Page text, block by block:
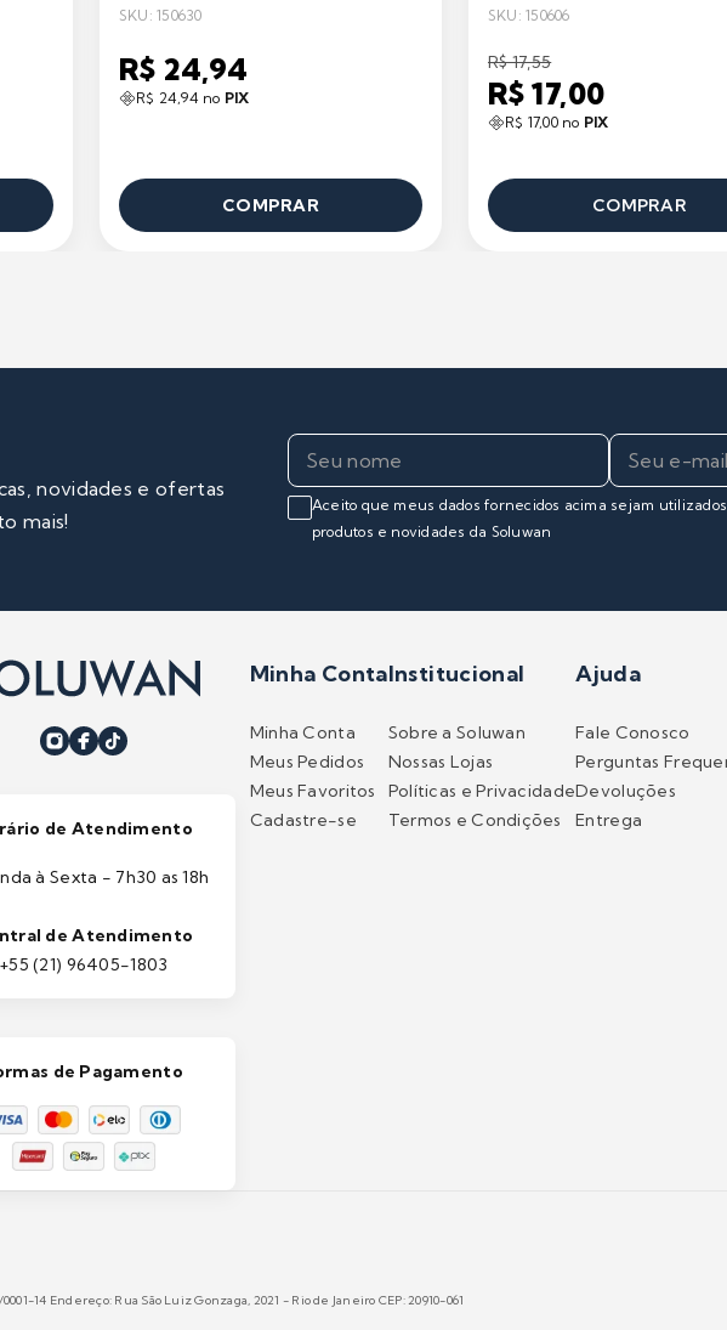
SKU: 150630
R$ 24,94
R$ 24,94 no PIX
COMPRAR
SKU: 150606
R$ 17,55
R$ 17,00
R$ 17,00 no PIX
COMPRAR
novidades e ofertas
mais!
Aceito que meus dados fornecidos acima sejam
produtos e novidades da Soluwan
de Atendimento
à Sexta - 7h30 as 18h
de Atendimento
+55 (21) 96405-1803
de Pagamento
Minha Conta
Minha Conta
Meus Pedidos
Meus Favoritos
Cadastre-se
Institucional
Sobre a Soluwan
Nossas Lojas
Políticas e Privacidade
Termos e Condições
Ajuda
Fale Conosco
Perguntas
Devoluções
Entrega
14 Endereço: Rua São Luiz Gonzaga, 2021 - Rio de Janeiro CEP: 20910-061